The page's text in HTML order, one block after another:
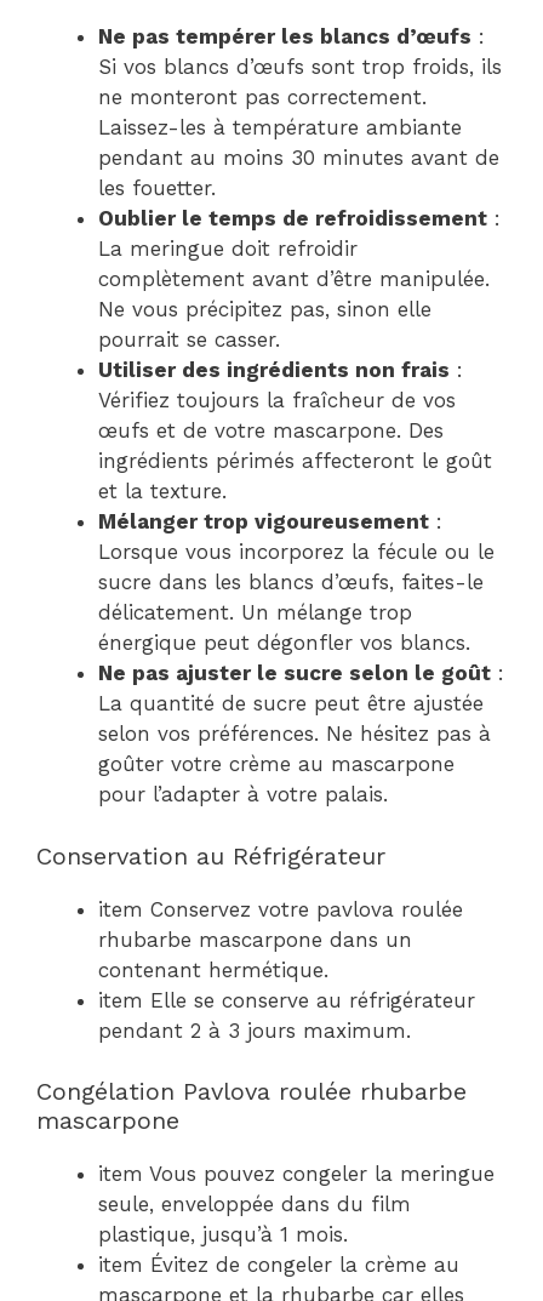
Ne pas tempérer les blancs d’œufs :
Si vos blancs d’œufs sont trop froids, ils
ne monteront pas correctement.
Laissez-les à température ambiante
pendant au moins 30 minutes avant de
les fouetter.
Oublier le temps de refroidissement :
La meringue doit refroidir
complètement avant d’être manipulée.
Ne vous précipitez pas, sinon elle
pourrait se casser.
Utiliser des ingrédients non frais :
Vérifiez toujours la fraîcheur de vos
œufs et de votre mascarpone. Des
ingrédients périmés affecteront le goût
et la texture.
Mélanger trop vigoureusement :
Lorsque vous incorporez la fécule ou le
sucre dans les blancs d’œufs, faites-le
délicatement. Un mélange trop
énergique peut dégonfler vos blancs.
Ne pas ajuster le sucre selon le goût :
La quantité de sucre peut être ajustée
selon vos préférences. Ne hésitez pas à
goûter votre crème au mascarpone
pour l’adapter à votre palais.
Conservation au Réfrigérateur
item Conservez votre pavlova roulée
rhubarbe mascarpone dans un
contenant hermétique.
item Elle se conserve au réfrigérateur
pendant 2 à 3 jours maximum.
Congélation Pavlova roulée rhubarbe
mascarpone
item Vous pouvez congeler la meringue
seule, enveloppée dans du film
plastique, jusqu’à 1 mois.
item Évitez de congeler la crème au
mascarpone et la rhubarbe car elles